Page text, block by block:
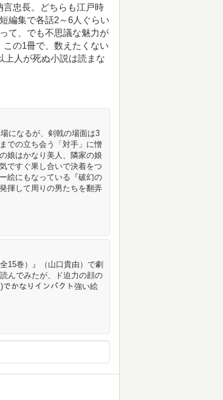
忠長。どちらも江戸時
編集で各話2～6人ぐらい
て、でも不思議な魅力が
の1冊で、数えたくない
上人が死ぬ小説は読まな
になるが、剣戟の場面は3
での立ち会う「対手」に憎
娘はかなり美人、隣家の娘
ですぐ果し合いで決着をつ
絵にもなっている『破幻の
揮して周りの男たちを翻弄
15巻）』（山口貴由）で劇
んでみたが、ド迫力の顔の
かなりインパクト強い絵